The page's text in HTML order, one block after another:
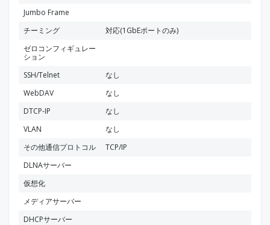
Jumbo Frame
チーミング
対応(1GbEポートのみ)
ゼロコンフィギュレー
ション
SSH/Telnet
なし
WebDAV
なし
DTCP-IP
なし
VLAN
なし
その他通信プロトコル
TCP/IP
DLNAサーバー
仮想化
メディアサーバー
DHCPサーバー